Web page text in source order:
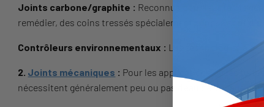
Joints carbone/graphite : Reconnus pour leur faible
remédier, des coins tressés spécialement conçus sont
Contrôleurs environnementaux : Les technologies
2. Joints mécaniques : Pour les applications où les
nécessitent généralement peu ou pas d'eau de rinçage,